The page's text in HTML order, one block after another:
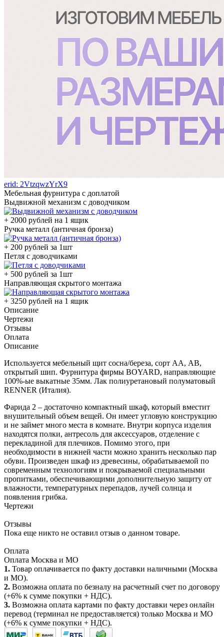
erid: 2VtzqwzYrX9
Мебельная фурнитура с доплатой
Выдвижной механизм с доводчиком
+ 2000 рублей на 1 ящик
Ручка металл (античная бронза)
+ 200 рублей за 1шт
Петля с доводчиками
+ 500 рублей за 1шт
Направляющая скрытого монтажа
+ 3250 рублей на 1 ящик
Описание
Чертежи
Отзывы
Оплата
Описание
Используется мебельный щит сосна/береза, сорт АА, АВ,
открытый шип. Фурнитура фирмы BOYARD, направляющие
100%-ые выкатные 35мм. Лак полиуретановый полуматовый
RENNER (Италия).
Фарида 2 – достаточно компактный шкаф, который вместит
внушительный объем вещей. Он имеет угловую конструкцию
и не займет много места в комнате. Внутри корпуса изделия
находятся полки, антресоль для аксессуаров, отделение с
перекладиной для плечиков. Помимо этого, при
необходимости в нижней части можно хранить несколько пар
обуви. Произведен шкаф из древесины, обрабатываемой по
современным технологиям и покрываемой специальными
пропитками, обеспечивающими дополнительную защиту от
влажности, температурных перепадов, лучей солнца и
появления грибка.
Чертежи
Отзывы
Пока еще никто не оставил отзыв о данном товаре.
Оплата
Оплата Москва и МО
1. Товар оплачивается по факту доставки наличными (Москва
и МО).
2. Возможна оплата по безналу на расчетный счет по договору
(+6% к сумме покупки + НДС).
3. Возможна оплата картами по факту доставки через онлайн
перевод (терминал не предоставляется) только Москва и МО
(+6% к сумме покупки + НДС).